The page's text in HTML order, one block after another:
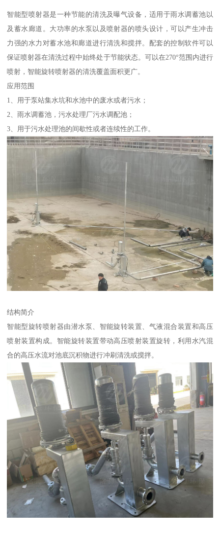
智能型喷射器是一种节能的清洗及曝气设备，适用于雨水调蓄池以
及蓄水廊道。大功率的水泵以及喷射器的喷头设计，可以产生冲击
力强的水力对蓄水池和廊道进行清洗和搅拌。配套的控制软件可以
保证喷射器在清洗过程中始终处于节能状态。可以在270°范围内进行
喷射，智能旋转喷射器的清洗覆盖面积更广。
应用范围
1、用于泵站集水坑和水池中的废水或者污水；
2、雨水调蓄池，污水处理厂污水调配池；
3、用于污水处理池的间歇性或者连续性的工作。
结构简介
智能型旋转喷射器由潜水泵、智能旋转装置、气液混合装置和高压
喷射装置构成。智能旋转装置带动高压喷射装置旋转，利用水汽混
合的高压水流对池底沉积物进行冲刷清洗或搅拌。